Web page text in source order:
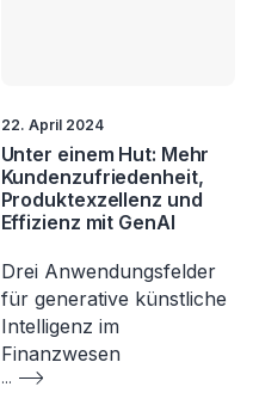
22. April 2024
Unter einem Hut: Mehr
Kundenzufriedenheit,
Produktexzellenz und
Effizienz mit GenAI​
Drei Anwendungsfelder
für generative künstliche
Intelligenz im
Finanzwesen
...